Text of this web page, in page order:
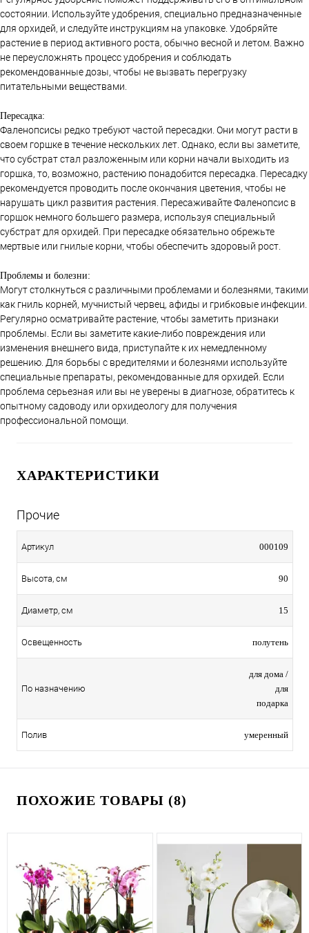
состоянии. Используйте удобрения, специально предназначенные
для орхидей, и следуйте инструкциям на упаковке. Удобряйте
растение в период активного роста, обычно весной и летом. Важно
не переусложнять процесс удобрения и соблюдать
рекомендованные дозы, чтобы не вызвать перегрузку
питательными веществами.
Пересадка:
Фаленопсисы редко требуют частой пересадки. Они могут расти в
своем горшке в течение нескольких лет. Однако, если вы заметите,
что субстрат стал разложенным или корни начали выходить из
горшка, то, возможно, растению понадобится пересадка. Пересадку
рекомендуется проводить после окончания цветения, чтобы не
нарушать цикл развития растения. Пересаживайте Фаленопсис в
горшок немного большего размера, используя специальный
субстрат для орхидей. При пересадке обязательно обрежьте
мертвые или гнилые корни, чтобы обеспечить здоровый рост.
Проблемы и болезни:
Могут столкнуться с различными проблемами и болезнями, такими
как гниль корней, мучнистый червец, афиды и грибковые инфекции.
Регулярно осматривайте растение, чтобы заметить признаки
проблемы. Если вы заметите какие-либо повреждения или
изменения внешнего вида, приступайте к их немедленному
решению. Для борьбы с вредителями и болезнями используйте
специальные препараты, рекомендованные для орхидей. Если
проблема серьезная или вы не уверены в диагнозе, обратитесь к
опытному садоводу или орхидеологу для получения
профессиональной помощи.
ХАРАКТЕРИСТИКИ
Прочие
Артикул 000109
Высота, см 90
Диаметр, см 15
Освещенность полутень
По назначению
для дома /
для
подарка
Полив умеренный
ПОХОЖИЕ ТОВАРЫ (8)